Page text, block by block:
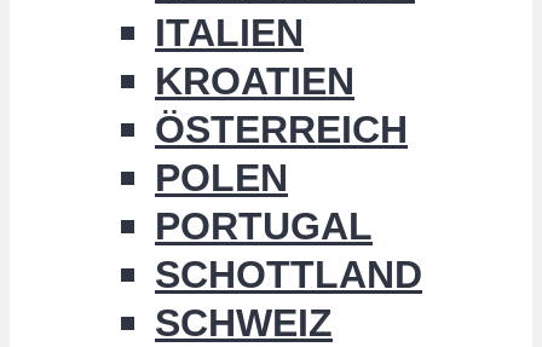
ITALIEN
KROATIEN
ÖSTERREICH
POLEN
PORTUGAL
SCHOTTLAND
SCHWEIZ